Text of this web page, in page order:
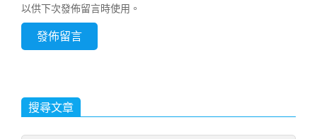
以供下次發佈留言時使用。
搜尋文章